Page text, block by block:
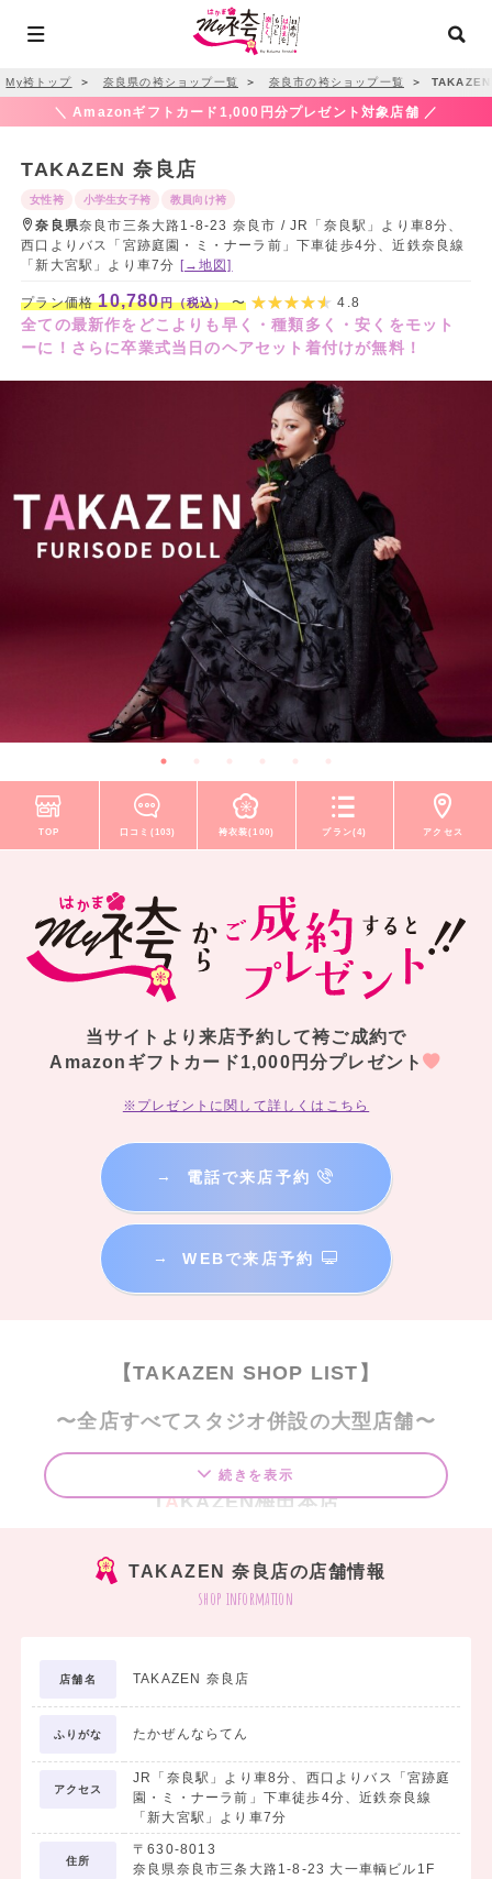
My袴トップ ＞ 奈良県の袴ショップ一覧 ＞ 奈良市の袴ショップ一覧 ＞
＼ Amazonギフトカード1,000円分プレゼント対象店舗 ／
TAKAZEN 奈良店
女性袴 小学生女子袴 教員向け袴
奈良県奈良市三条大路1-8-23 奈良市 / JR「奈良駅」より車8分、
西口よりバス「宮跡庭園・ミ・ナーラ前」下車徒歩4分、近鉄奈良線
「新大宮駅」より車7分 [→地図]
プラン価格10,780円（税込）〜 4.8
全ての最新作をどこよりも早く・種類多く・安くをモット
ーに！さらに卒業式当日のヘアセット着付けが無料！
TOP 口コミ(103) 袴衣装(100) プラン(4) アクセス
当サイトより来店予約して袴ご成約で
Amazonギフトカード1,000円分プレゼント
※プレゼントに関して詳しくはこちら
→ 電話で来店予約
→ WEBで来店予約
【TAKAZEN SHOP LIST】
〜全店すべてスタジオ併設の大型店舗〜
KAZEN東京表参道店Flagship
TAKAZEN梅田本店
TAKAZEN大阪堺店
KAZEN神戸旧居留地店
【FURISODE DOLL～ネット通販～】
の振袖がネットでレンタル出来ちゃう☆★
FURISODE DOLL【ネットレンタル／実店舗へご来店も可能】
続きを表示
TAKAZEN 奈良店の店舗情報
shop information
店舗名 TAKAZEN 奈良店
ふりがな たかぜんならてん
アクセス
JR「奈良駅」より車8分、西口よりバス「宮跡庭
園・ミ・ナーラ前」下車徒歩4分、近鉄奈良線
「新大宮駅」より車7分
住所
〒630-8013
奈良県奈良市三条大路1-8-23 大一車輌ビル1F